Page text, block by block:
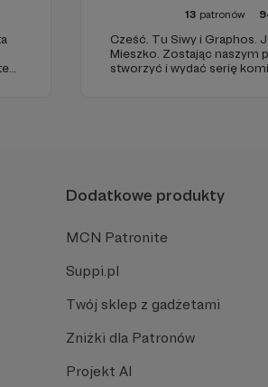
13 patronów
Cześć. Tu Siwy i Graphos. Jesteśmy twórcami Komiksu
Mieszko. Zostając naszym patronem pomagasz nam
stworzyć i wydać serię komiksów o pierwszym polskim
Dodatkowe produkty
MCN Patronite
Suppi.pl
Twój sklep z gadżetami
Zniżki dla Patronów
Projekt AI